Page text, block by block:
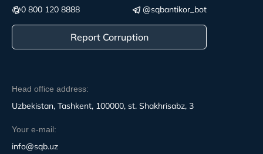
Head office address:
Uzbekistan, Tashkent, 100000, st. Shakhrisabz, 3
Your e-mail:
info@sqb.uz
0 800 120 8888 @sqbantikor_bot
Report Corruption